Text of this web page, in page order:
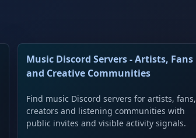
Music Discord Servers - Artists, Fans
and Creative Communities
Find music Discord servers for artists, fans,
creators and listening communities with
public invites and visible activity signals.